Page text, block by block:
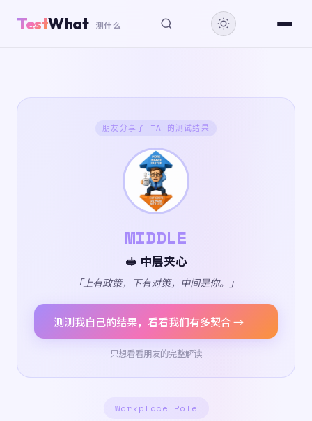
TestWhat 测什么
朋友分享了 TA 的测试结果
MIDDLE
🥪 中层夹心
「上有政策，下有对策，中间是你。」
测测我自己的结果，看看我们有多契合 →
只想看看朋友的完整解读
Workplace Role